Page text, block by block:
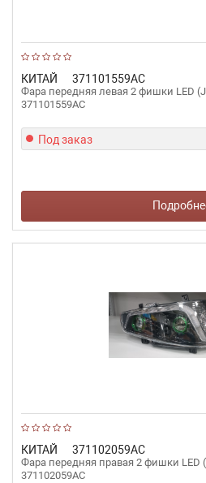
КИТАЙ 371101559AC
Фара передняя левая 2 фишки LED
371101559AC
Под заказ
КИТАЙ 371102059AC
Фара передняя правая 2 фишки LED
371102059AC